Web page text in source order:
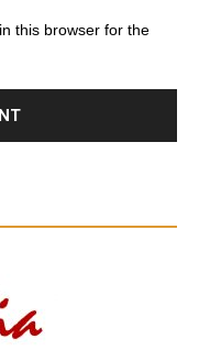
this browser for the